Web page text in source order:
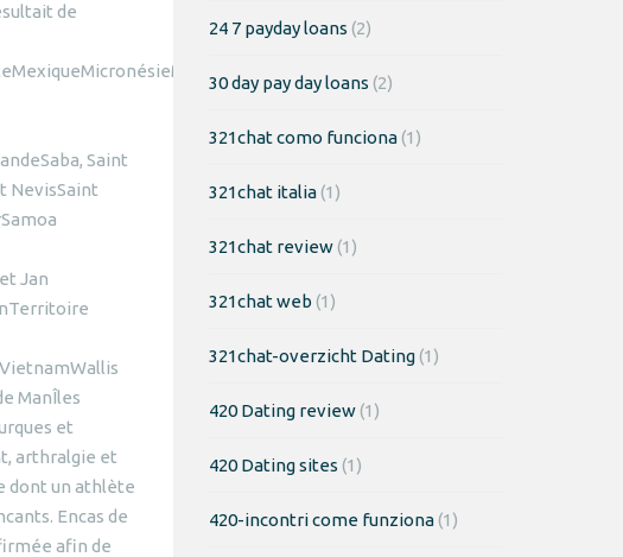
de
Saint
NevisSaint
Jan
ManÎles
et
arthralgie et
dont un athlète
Encas de
afin de
24 7 payday loans (2)
30 day pay day loans (2)
321chat como funciona(1)
321chat italia(1)
321chat review(1)
321chat web (1)
321chat-overzicht Dating(1)
420 Dating review(1)
420 Dating sites (1)
420-incontri come funziona(1)